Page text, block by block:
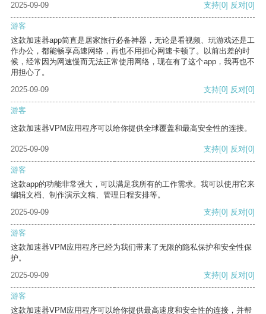
2025-09-09 支持[0] 反对[0]
游客
这款加速器app简直是居家旅行必备神器，无论是看视频、玩游戏还是工
作办公，都能畅享高速网络，再也不用担心网速卡顿了。以前出差的时
候，经常因为网速慢而无法正常使用网络，现在有了这个app，我再也不
用担心了。
2025-09-09
支持[0] 反对[0]
游客
这款加速器VPM应用程序可以给你提供全球覆盖和最高安全性的连接。
2025-09-09 支持[0] 反对[0]
游客
这款app的功能非常强大，可以满足我所有的工作需求。我可以使用它来
编辑文档、制作演示文稿、管理日程安排等。
2025-09-09
支持[0] 反对[0]
游客
这款加速器VPM应用程序已经为我们带来了无限的隐私保护和安全性保
护。
2025-09-09
支持[0] 反对[0]
游客
这款加速器VPM应用程序可以给你提供最高速度和安全性的连接，并帮